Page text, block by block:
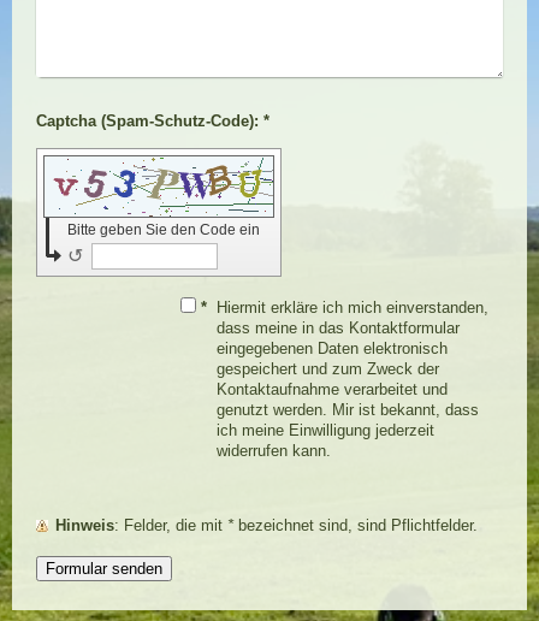
Captcha (Spam-Schutz-Code): *
Bitte geben Sie den Code ein
↺
*
Hiermit erkläre ich mich einverstanden,
dass meine in das Kontaktformular
eingegebenen Daten elektronisch
gespeichert und zum Zweck der
Kontaktaufnahme verarbeitet und
genutzt werden. Mir ist bekannt, dass
ich meine Einwilligung jederzeit
widerrufen kann.
Hinweis : Felder, die mit *bezeichnet sind, sind Pflichtfelder.